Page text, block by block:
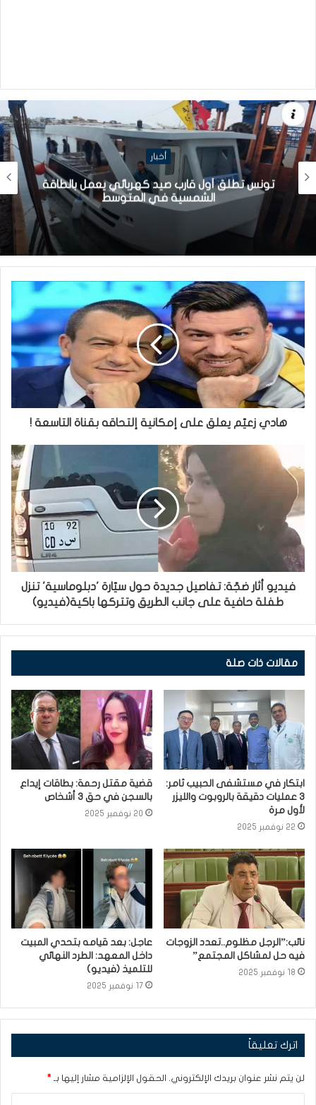
أخبار
تونس تطلق أول قارب صيد كهربائي يعمل بالطاقة
الشمسية في المتوسط
هادي زعيّم يعلق على إمكانية إلتحاقه بقناة التاسعة !
فيديو أثار ضجّة: تفاصيل جديدة حول سيّارة 'دبلوماسية' تنزل
طفلة حافية على جانب الطريق وتتركها باكية(فيديو)
مقالات ذات صلة
ابتكار في مستشفى الحبيب ثامر:
3 عمليات دقيقة بالروبوت والليزر
لأول مرة
22 نوفمبر 2025
قضية مقتل رحمة: بطاقات إيداع
بالسجن في حق 3 أشخاص
20 نوفمبر 2025
نائب:”الرجل مظلوم..تعدد الزوجات
فيه حل لمشاكل المجتمع”
18 نوفمبر 2025
عاجل: بعد قيامه بتحدي المبيت
داخل المعهد: الطرد النهائي
للتلميذ (فيديو)
17 نوفمبر 2025
اترك تعليقاً
لن يتم نشر عنوان بريدك الإلكتروني. الحقول الإلزامية مشار إليها بـ *